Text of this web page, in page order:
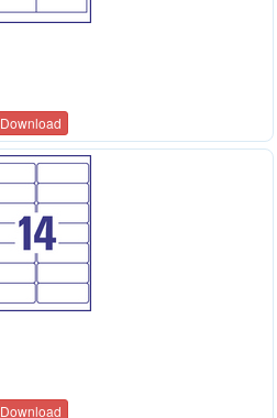
Download
Download